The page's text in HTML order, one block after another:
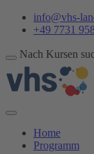
info@vhs-
+49 7731
Nach Kursen
Home
Programm